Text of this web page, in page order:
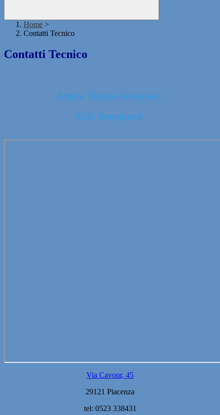
Home >
Contatti Tecnico
Contatti Tecnico
Istituto Tecnico Economico
G.D. Romagnosi
Via Cavour, 45
29121 Piacenza
tel: 0523 338431